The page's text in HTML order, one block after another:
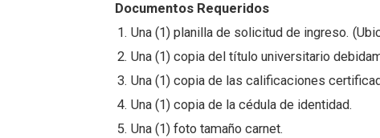
Documentos Requeridos
Una (1) planilla de solicitud de ingreso.
Una (1) copia del título universitario
Una (1) copia de las calificaciones
Una (1) copia de la cédula de identidad.
Una (1) foto tamaño carnet.